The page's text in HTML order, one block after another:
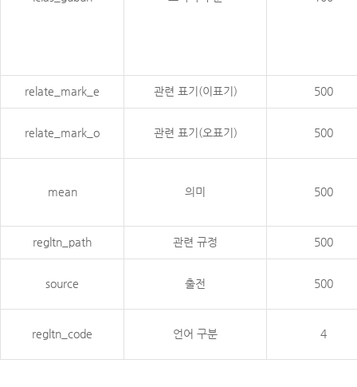
relate_mark_e 관련 표기(이표기) 500
relate_mark_o 관련 표기(오표기) 500
mean 의미 500
regltn_path 관련 규정 500
source 출전 500
regltn_code 언어 구분 4